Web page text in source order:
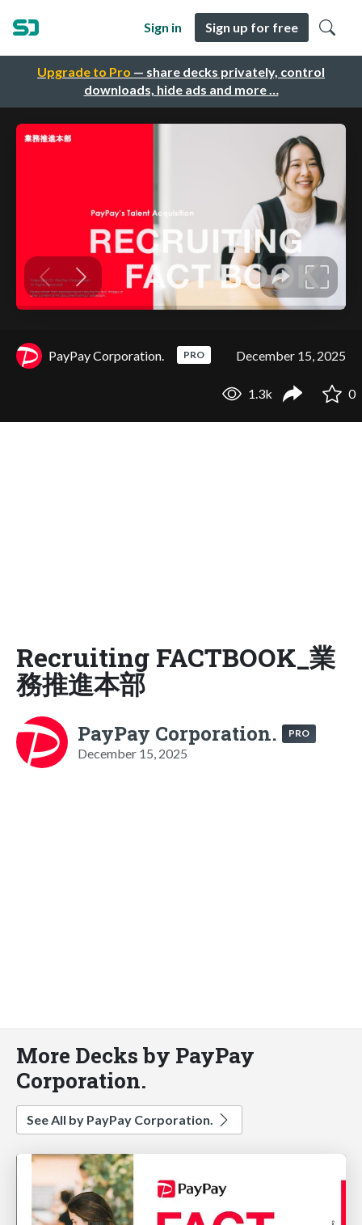
Upgrade to Pro — share decks privately, control
downloads, hide ads and more …
Sign in Sign up for free
PayPay Corporation. PRO December 15, 2025
1.3k 0
Recruiting FACTBOOK_業
務推進本部
PayPay Corporation. PRO
December 15, 2025
More Decks by PayPay
Corporation.
See All by PayPay Corporation.